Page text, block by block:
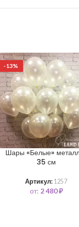
-13%
Шары «Белые»
35 см
Артикул: 1257
от: 2 480₽